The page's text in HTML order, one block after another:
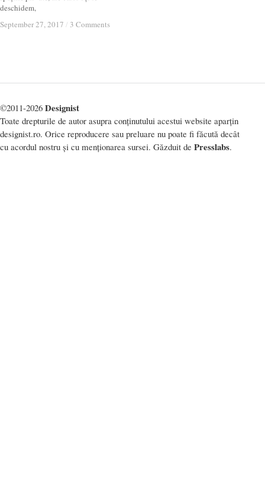
deschidem,
September 27, 2017 / 3 Comments
September 27, 2017 / 3 Comments
©2011-2026 Designist
Toate drepturile de autor asupra conținutului acestui website aparțin
designist.ro. Orice reproducere sau preluare nu poate fi făcută decât
cu acordul nostru și cu menționarea sursei. Găzduit de Presslabs.